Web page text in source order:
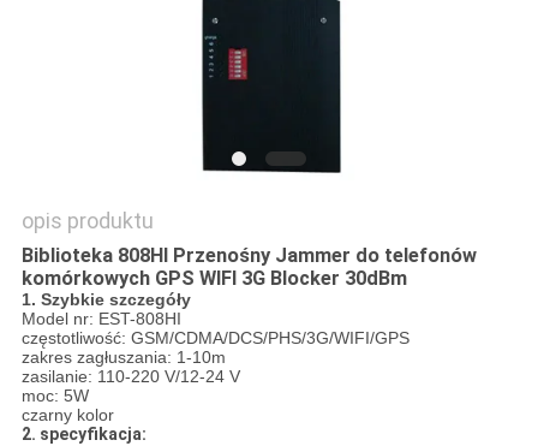
opis produktu
Biblioteka 808HI Przenośny Jammer do telefonów
komórkowych GPS WIFI 3G Blocker 30dBm
1. Szybkie szczegóły
Model nr: EST-808HI
częstotliwość: GSM/CDMA/DCS/PHS/3G/WIFI/GPS
zakres zagłuszania: 1-10m
zasilanie: 110-220 V/12-24 V
moc: 5W
czarny kolor
2. specyfikacja: